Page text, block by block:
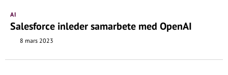
AI
Salesforce inleder samarbete med OpenAI
8 mars 2023